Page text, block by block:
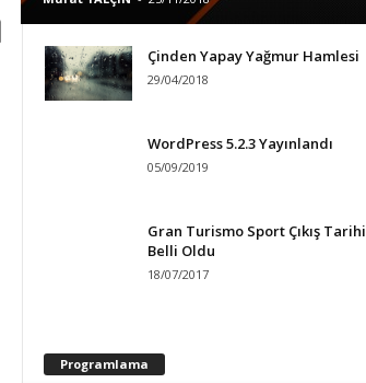
Çinden Yapay Yağmur Hamlesi
29/04/2018
WordPress 5.2.3 Yayınlandı
05/09/2019
Gran Turismo Sport Çıkış Tarihi
Belli Oldu
18/07/2017
Programlama